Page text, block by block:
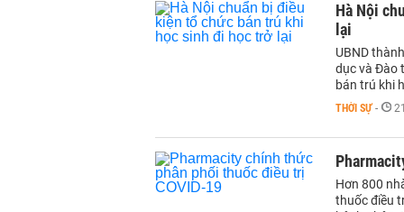
Hà Nội
lại
UBND
dục và Đào
bán trú khi
THỜI SỰ -
Hơn 800
thuốc điều